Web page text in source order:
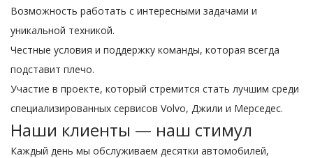
Возможность работать с интересными задачами и
уникальной техникой.
Честные условия и поддержку команды, которая всегда
подставит плечо.
Участие в проекте, который стремится стать лучшим среди
специализированных сервисов Volvo, Джили и Мерседес.
Наши клиенты — наш стимул
Каждый день мы обслуживаем десятки автомобилей,